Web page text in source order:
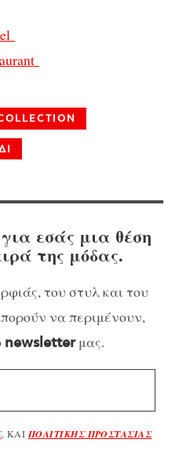
εσάς μια θέση
της μόδας.
του στυλ και του
να περιμένουν,
newsletterμας.
, ΚΑΙ ΠΟΛΙΤΙΚΗΣ ΠΡΟΣΤΑΣΙΑΣ